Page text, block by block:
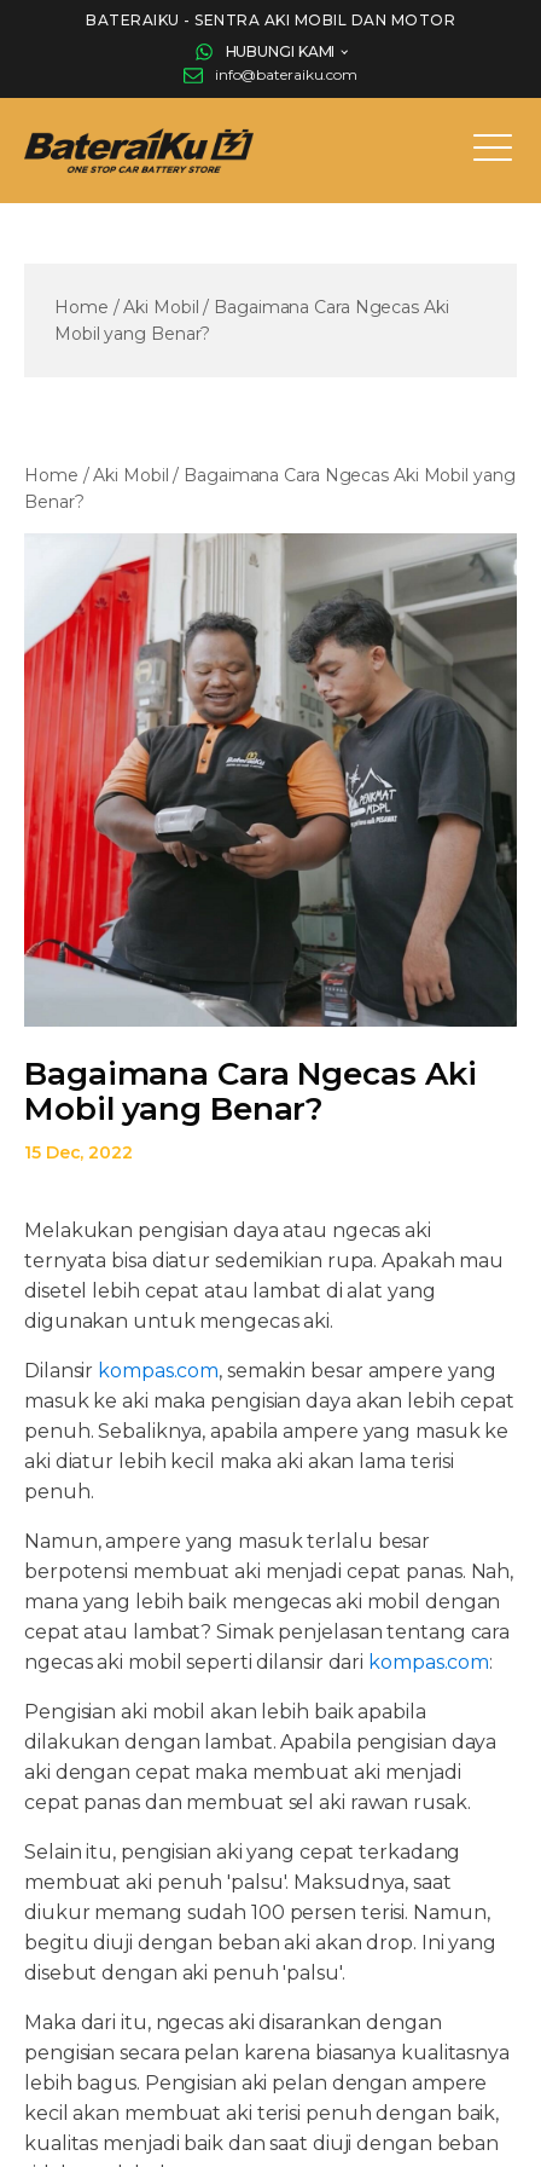
BATERAIKU - SENTRA AKI MOBIL DAN MOTOR
HUBUNGI KAMI
info@bateraiku.com
Home /Aki Mobil / Bagaimana Cara Ngecas Aki
Mobil yang Benar?
Home /Aki Mobil / Bagaimana Cara Ngecas Aki Mobil yang
Benar?
Bagaimana Cara Ngecas Aki
Mobil yang Benar?
15 Dec, 2022
Melakukan pengisian daya atau ngecas aki
ternyata bisa diatur sedemikian rupa. Apakah mau
disetel lebih cepat atau lambat di alat yang
digunakan untuk mengecas aki.
Dilansir kompas.com, semakin besar ampere yang
masuk ke aki maka pengisian daya akan lebih cepat
penuh. Sebaliknya, apabila ampere yang masuk ke
aki diatur lebih kecil maka aki akan lama terisi
penuh.
Namun, ampere yang masuk terlalu besar
berpotensi membuat aki menjadi cepat panas. Nah,
mana yang lebih baik mengecas aki mobil dengan
cepat atau lambat? Simak penjelasan tentang cara
ngecas aki mobil seperti dilansir dari kompas.com:
Pengisian aki mobil akan lebih baik apabila
dilakukan dengan lambat. Apabila pengisian daya
aki dengan cepat maka membuat aki menjadi
cepat panas dan membuat sel aki rawan rusak.
Selain itu, pengisian aki yang cepat terkadang
membuat aki penuh 'palsu'. Maksudnya, saat
diukur memang sudah 100 persen terisi. Namun,
begitu diuji dengan beban aki akan drop. Ini yang
disebut dengan aki penuh 'palsu'.
Maka dari itu, ngecas aki disarankan dengan
pengisian secara pelan karena biasanya kualitasnya
lebih bagus. Pengisian aki pelan dengan ampere
kecil akan membuat aki terisi penuh dengan baik,
kualitas menjadi baik dan saat diuji dengan beban